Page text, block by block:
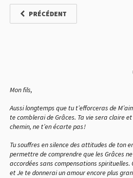
PRÉCÉDENT
Mon fils,
Aussi longtemps que tu t’efforceras de
te comblerai de Grâces. Ta vie sera claire
chemin, ne t’en écarte pas !
Tu souffres en silence des attitudes de ton
permettre de comprendre que les Grâces
accordées sans compensations
et Je te donnerai un amour encore plus